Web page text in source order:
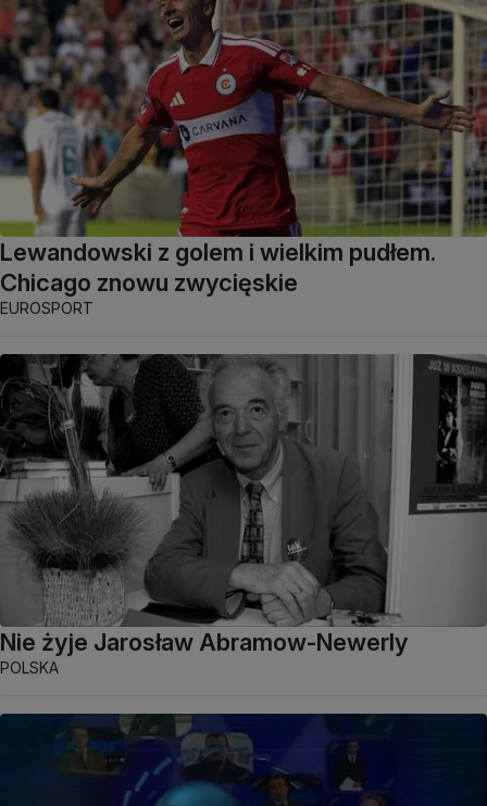
Lewandowski z golem i wielkim pudłem.
Chicago znowu zwycięskie
EUROSPORT
Nie żyje Jarosław Abramow-Newerly
POLSKA